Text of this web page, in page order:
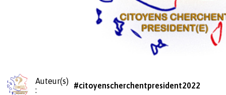
Auteur(s)
:
#citoyenscherchentpresident2022